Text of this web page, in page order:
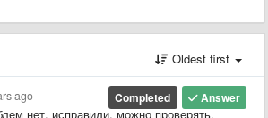
Oldest first
Answer
Completed
ago
нет, исправили, можно проверять.